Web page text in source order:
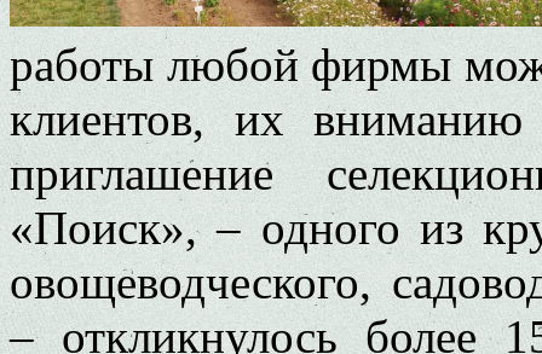
работы любой фирмы
клиентов, их
приглашение
«Поиск», – одного из
овощеводческого,
– откликнулось более